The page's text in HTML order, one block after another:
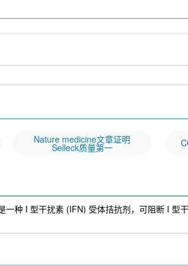
Nature medicine文章证明
Selleck质量第一
种 I 型干扰素 (IFN) 受体拮抗剂，可阻断 I